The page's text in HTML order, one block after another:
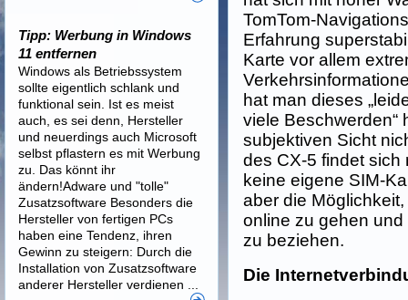
TomTom-
Erfahrung
Karte vor allem
hat man dieses
viele Beschwerden“
subjektiven Sicht
des CX-5 findet
keine eigene SIM-
aber die
online zu gehen
zu beziehen.
Die
Tipp: Werbung in Windows
11 entfernen
Windows als Betriebssystem
sollte eigentlich schlank und
funktional sein. Ist es meist
auch, es sei denn, Hersteller
und neuerdings auch Microsoft
selbst pflastern es mit Werbung
zu. Das könnt ihr
ändern!Adware und "tolle"
Zusatzsoftware Besonders die
Hersteller von fertigen PCs
haben eine Tendenz, ihren
Gewinn zu steigern: Durch die
Installation von Zusatzsoftware
anderer Hersteller verdienen ...